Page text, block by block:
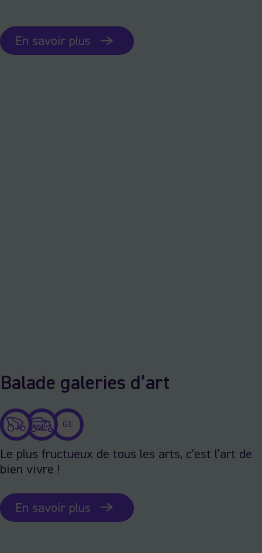
En savoir plus
Balade galeries d’art
GE
Le plus fructueux de tous les arts, c’est l’art de
bien vivre !
En savoir plus